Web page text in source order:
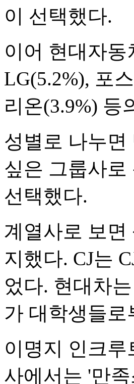
이 선택했다.
이어 현대자동
LG(5.2%), 포
리온(3.9%) 등
성별로 나누면
싶은 그룹사로
선택했다.
계열사로 보면
지했다. CJ는
었다. 현대차
가 대학생들
이명지 인크
사에서는 '만